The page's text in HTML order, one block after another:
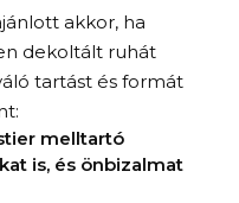
akkor, ha
dekoltált ruhát
tartást és formát
melltartó
is, és önbizalmat